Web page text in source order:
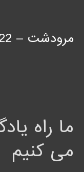
مرودشت – 22 بهمن شمالی
ما راه
می کنیم